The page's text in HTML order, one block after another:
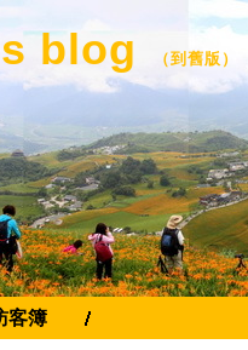
blog （到舊版 ）
客簿